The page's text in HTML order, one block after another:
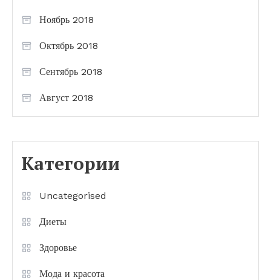
Ноябрь 2018
Октябрь 2018
Сентябрь 2018
Август 2018
Категории
Uncategorised
Диеты
Здоровье
Мода и красота